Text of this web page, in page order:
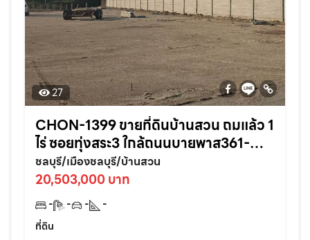
27
CHON-1399 ขายที่ดินบ้านสวน ถมแล้ว 1
ไร่ ซอยทุ่งสระ3 ใกล้ถนนบายพาส361-
950เมตร อ.เมืองชลบุรี
ชลบุรี/เมืองชลบุรี/บ้านสวน
20,503,000 บาท
- - -
-
ที่ดิน